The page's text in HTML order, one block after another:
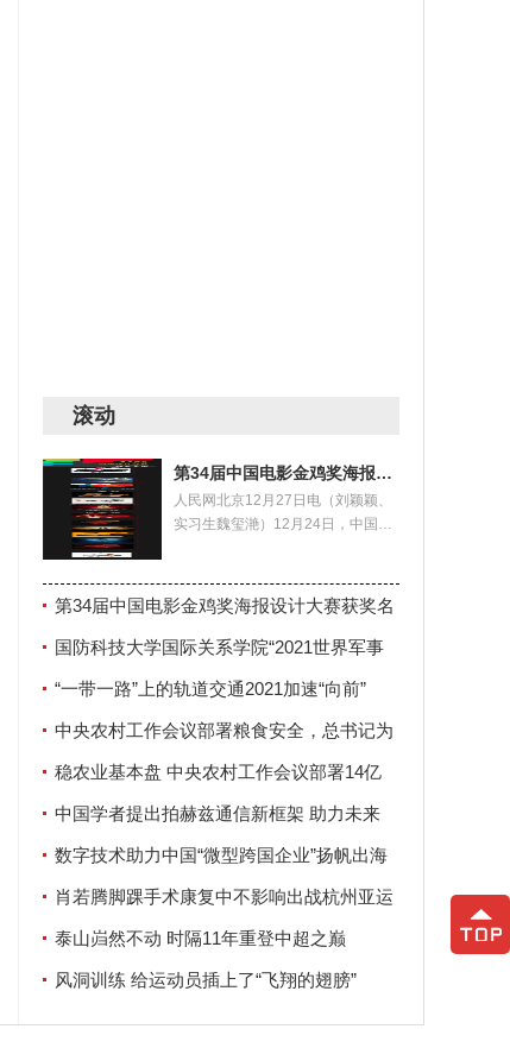
滚动
第34届中国电影金鸡奖海报设计大赛获奖名单揭晓
人民网北京12月27日电（刘颖颖、
实习生魏玺滟）12月24日，中国电
第34届中国电影金鸡奖海报设计大赛获奖名
单揭晓
国防科技大学国际关系学院“2021世界军事
安全论坛”在南京举行
“一带一路”上的轨道交通2021加速“向前”
中央农村工作会议部署粮食安全，总书记为
何强调这两个字？
稳农业基本盘 中央农村工作会议部署14亿
人“饭碗”大事
中国学者提出拍赫兹通信新框架 助力未来
6G发展
数字技术助力中国“微型跨国企业”扬帆出海
肖若腾脚踝手术康复中不影响出战杭州亚运
会泰山岿然不动 时隔11年重登中超之巅
风洞训练 给运动员插上了“飞翔的翅膀”